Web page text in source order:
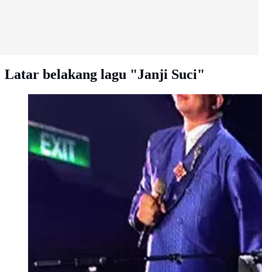
Latar belakang lagu "Janji Suci"